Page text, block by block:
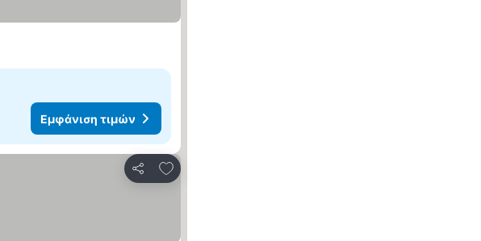
Εμφάνιση τιμών
Κοινοποίηση
Προσθήκη στα αγαπημένα